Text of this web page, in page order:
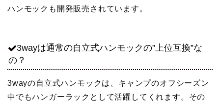
ハンモックも開発販売されています。
3wayは通常の自立式ハンモックの”上位互換”な
の？
3wayの自立式ハンモックは、キャンプのオフシーズン
中でもハンガーラックとして活躍してくれます。その